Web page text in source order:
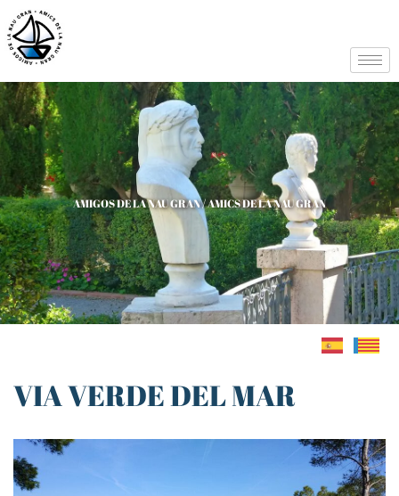
AMIGOS DE LA NAU GRAN / AMICS DE LA NAU GRAN
VIA VERDE DEL MAR